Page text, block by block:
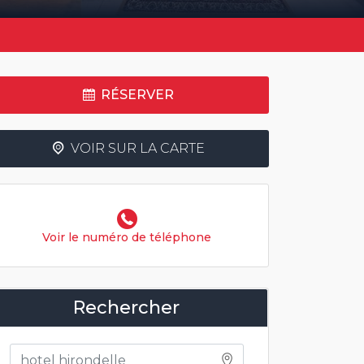
RÉSERVER
VOIR SUR LA CARTE
Voir le numéro de téléphone
Rechercher